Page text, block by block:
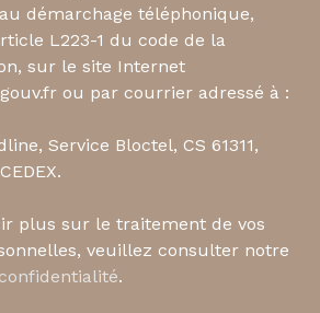
démarchage téléphonique,
L223-1 du code de la
sur le site Internet
ou par courrier adressé à :
Service Bloctel, CS 61311,
plus sur le traitement de vos
veuillez consulter notre
.